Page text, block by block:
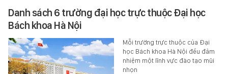
Danh sách 6 trường đại học trực thuộc Đại học
Bách khoa Hà Nội
Mỗi trường trực thuộc của Đại
học Bách khoa Hà Nội đều đảm
nhiệm một lĩnh vực đào tạo mũi
nhọn